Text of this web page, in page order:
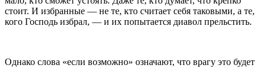
стоит. И избранные — не те, кто считает себя таковыми, а те,
кого Господь избрал, — и их попытается диавол прельстить.
Однако слова «если возможно» означают, что врагу это будет